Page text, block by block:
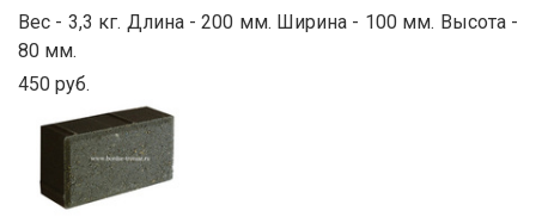
Вес - 3,3 кг. Длина - 200 мм. Ширина - 100 мм. Высота -
80 мм.
450 руб.